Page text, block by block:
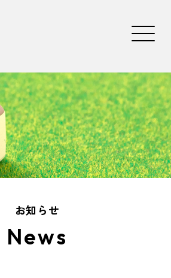
お知らせ
News